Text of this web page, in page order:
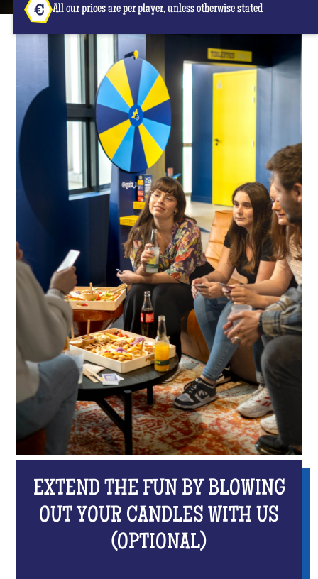
All our prices are per player, unless otherwise stated
EXTEND THE FUN BY BLOWING
OUT YOUR CANDLES WITH US
(OPTIONAL)